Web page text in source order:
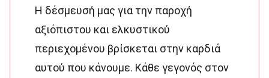
Η δέσμευσή μας για την παροχή
αξιόπιστου και ελκυστικού
περιεχομένου βρίσκεται στην καρδιά
αυτού που κάνουμε. Κάθε γεγονός στον